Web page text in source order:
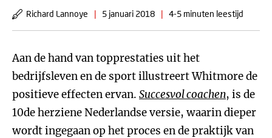
Richard Lannoye | 5 januari 2018 | 4-5 minuten leestijd
Aan de hand van topprestaties uit het
bedrijfsleven en de sport illustreert Whitmore de
positieve effecten ervan. Succesvol coachen, is de
10de herziene Nederlandse versie, waarin dieper
wordt ingegaan op het proces en de praktijk van